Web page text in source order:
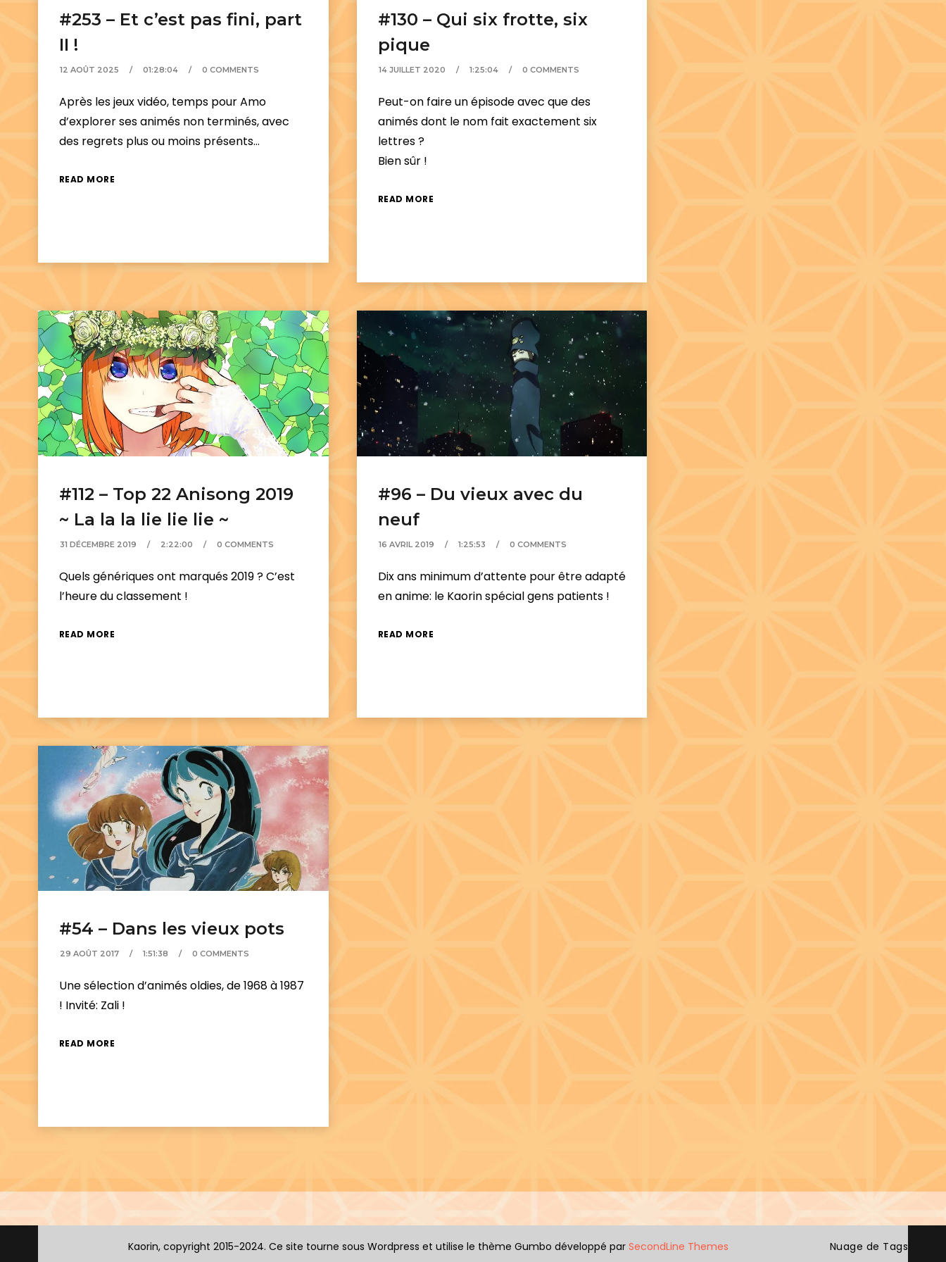
#253 – Et c’est pas fini, part
II !
12 AOÛT 2025 01:28:04 0 COMMENTS
Après les jeux vidéo, temps pour Amo
d’explorer ses animés non terminés, avec
des regrets plus ou moins présents…
READ MORE
#130 – Qui six frotte, six
pique
14 JUILLET 2020 1:25:04 0 COMMENTS
Peut-on faire un épisode avec que des
animés dont le nom fait exactement six
lettres ?
Bien sûr !
READ MORE
#112 – Top 22 Anisong 2019
~ La la la lie lie lie ~
31 DÉCEMBRE 2019 2:22:00 0 COMMENTS
Quels génériques ont marqués 2019 ? C’est
l’heure du classement !
READ MORE
#96 – Du vieux avec du
neuf
16 AVRIL 2019 1:25:53 0 COMMENTS
Dix ans minimum d’attente pour être adapté
en anime: le Kaorin spécial gens patients !
READ MORE
#54 – Dans les vieux pots
29 AOÛT 2017 1:51:38 0 COMMENTS
Une sélection d’animés oldies, de 1968 à 1987
! Invité: Zali !
READ MORE
Nuage de Tags
Kaorin, copyright 2015-2024. Ce site tourne sous Wordpress et utilise le thème Gumbo développé parSecondLine Themes